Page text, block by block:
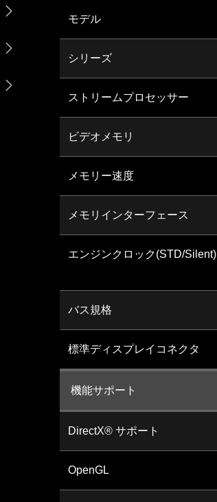
モデル
シリーズ
ストリームプロセッサー
ビデオメモリ
メモリー速度
メモリインターフェース
エンジンクロック(STD/Silent)
バス規格
標準ディスプレイコネクタ
機能サポート
DirectX® サポート
OpenGL